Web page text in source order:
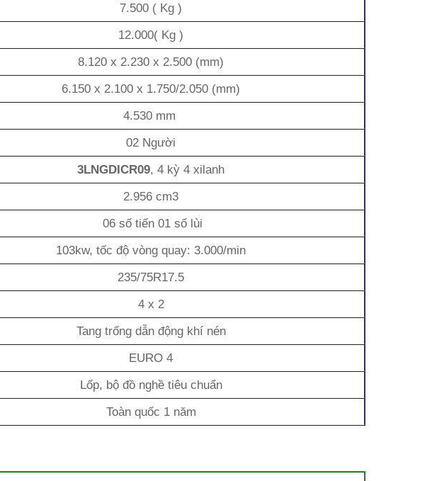
7.500 ( Kg )
12.000( Kg )
8.120 x 2.230 x 2.500 (mm)
6.150 x 2.100 x 1.750/2.050 (mm)
4.530 mm
02 Người
3LNGDICR09, 4 kỳ 4 xilanh
2.956 cm3
06 số tiến 01 số lùi
103kw, tốc độ vòng quay: 3.000/min
235/75R17.5
4 x 2
Tang trống dẫn động khí nén
EURO 4
Lốp, bộ đồ nghề tiêu chuẩn
Toàn quốc 1 năm